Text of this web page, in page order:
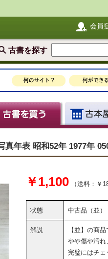
会員
古書を探す
年表 昭和52年 1977年
￥1,100 （送料：￥
状態 中古品（並）
解説
【並】の商品
やや傷や汚れ
完璧にはチェ